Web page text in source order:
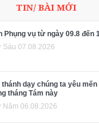
TIN/ BÀI MỚI
Phụng vụ từ ngày 09.8 đến
Sáu 07.08.2026
thánh dạy chúng ta yêu
tháng Tám này
Năm 06.08.2026